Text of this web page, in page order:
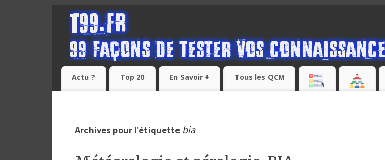
Actu ? Top 20 En Savoir + Tous les QCM
Archives pour l'étiquette bia